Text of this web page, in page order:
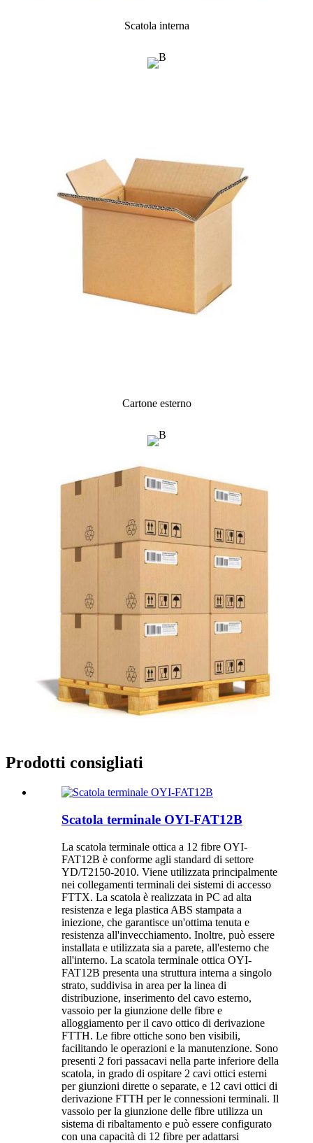
Scatola interna
Cartone esterno
Prodotti consigliati
Scatola terminale OYI-FAT12B
La scatola terminale ottica a 12 fibre OYI-
FAT12B è conforme agli standard di settore
YD/T2150-2010. Viene utilizzata principalmente
nei collegamenti terminali dei sistemi di accesso
FTTX. La scatola è realizzata in PC ad alta
resistenza e lega plastica ABS stampata a
iniezione, che garantisce un'ottima tenuta e
resistenza all'invecchiamento. Inoltre, può essere
installata e utilizzata sia a parete, all'esterno che
all'interno. La scatola terminale ottica OYI-
FAT12B presenta una struttura interna a singolo
strato, suddivisa in area per la linea di
distribuzione, inserimento del cavo esterno,
vassoio per la giunzione delle fibre e
alloggiamento per il cavo ottico di derivazione
FTTH. Le fibre ottiche sono ben visibili,
facilitando le operazioni e la manutenzione. Sono
presenti 2 fori passacavi nella parte inferiore della
scatola, in grado di ospitare 2 cavi ottici esterni
per giunzioni dirette o separate, e 12 cavi ottici di
derivazione FTTH per le connessioni terminali. Il
vassoio per la giunzione delle fibre utilizza un
sistema di ribaltamento e può essere configurato
con una capacità di 12 fibre per adattarsi